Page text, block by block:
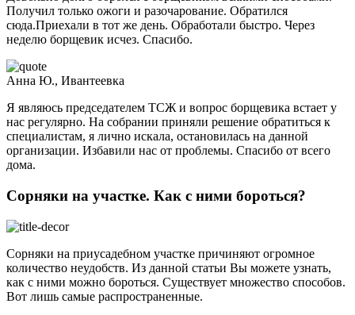
Получил только ожоги и разочарование. Обратился
сюда.Приехали в тот же день. Обработали быстро. Через
неделю борщевик исчез. Спасибо.
Анна Ю., Ивантеевка
Я являюсь председателем ТСЖ и вопрос борщевика встает у
нас регулярно. На собрании приняли решение обратиться к
специалистам, я лично искала, остановилась на данной
организации. Избавили нас от проблемы. Спасибо от всего
дома.
Сорняки на участке. Как с ними бороться?
Сорняки на приусадебном участке причиняют огромное
количество неудобств. Из данной статьи Вы можете узнать,
как с ними можно бороться. Существует множество способов.
Вот лишь самые распространенные.